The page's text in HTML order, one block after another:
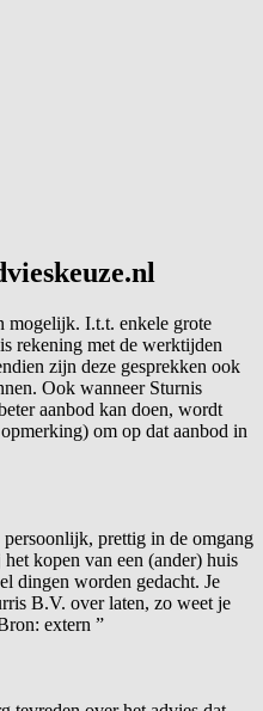
mogelijk. I.t.t. enkele grote
rekening met de werktijden
zijn deze gesprekken ook
Ook wanneer Sturnis
aanbod kan doen, wordt
om op dat aanbod in
prettig in de omgang
kopen van een (ander) huis
dingen worden gedacht. Je
B.V. over laten, zo weet je
extern ”